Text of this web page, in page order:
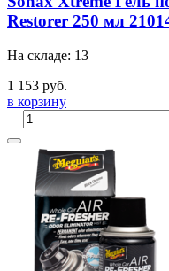
Restorer 250 мл
На складе: 13
1 153 руб.
в корзину